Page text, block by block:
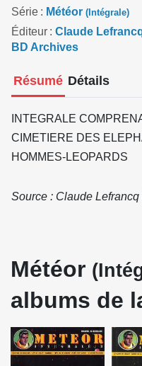
Série Météor (Intégrale)
Éditeur Claude
BD Archives
Résumé Détails
INTEGRALE
CIMETIERE DES
HOMMES-LEOPARDS
Source : Claude
Météor
albums de